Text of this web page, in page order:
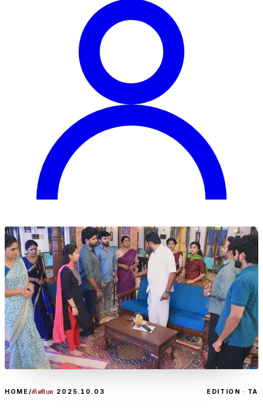
HOME/சினிமா 2025.10.03 EDITION · TA